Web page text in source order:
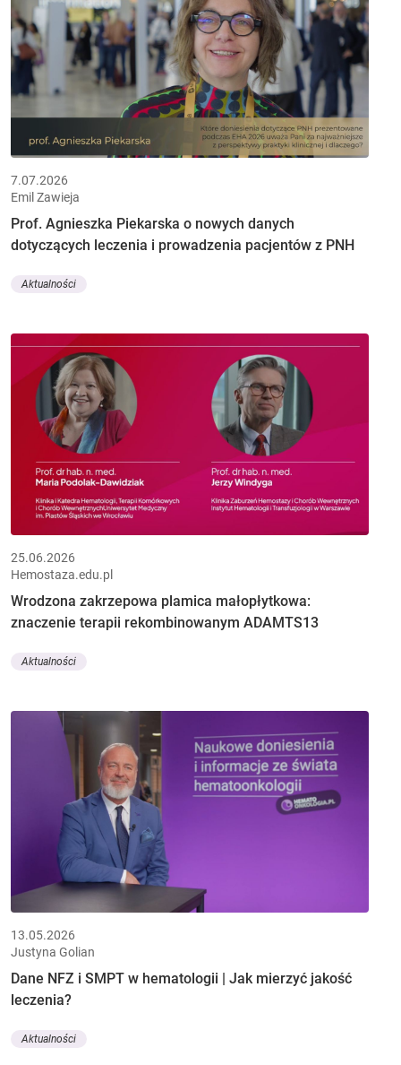
7.07.2026
Emil Zawieja
Prof. Agnieszka Piekarska o nowych danych
dotyczących leczenia i prowadzenia pacjentów z PNH
Aktualności
25.06.2026
Hemostaza.edu.pl
Wrodzona zakrzepowa plamica małopłytkowa:
znaczenie terapii rekombinowanym ADAMTS13
Aktualności
13.05.2026
Justyna Golian
Dane NFZ i SMPT w hematologii | Jak mierzyć jakość
leczenia?
Aktualności